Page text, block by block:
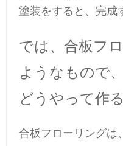
塗装をすると、完成
では、合板フ
ようなもので、
どうやって作
合板フローリングは、